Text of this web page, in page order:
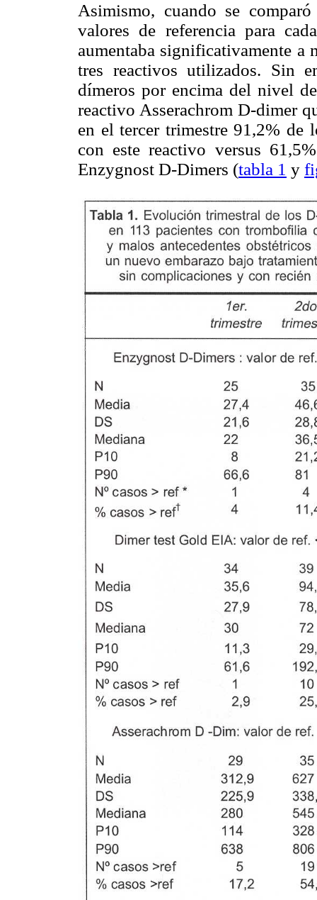
Asimismo, cuando se
valores de referencia para
aumentaba significativamente a
tres reactivos utilizados. Sin
dímeros por encima del nivel
reactivo Asserachrom D-dimer
en el tercer trimestre 91,2% de
con este reactivo versus
Enzygnost D-Dimers (tabla 1 y